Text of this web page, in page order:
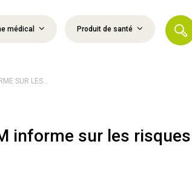
médical Produit de santé
SUR LES...
informe sur les